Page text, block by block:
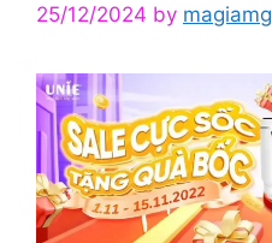
25/12/2024 by